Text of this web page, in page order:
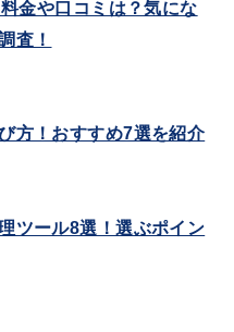
金や口コミは？気にな
査！
方！おすすめ7選を紹介
ツール8選！選ぶポイン